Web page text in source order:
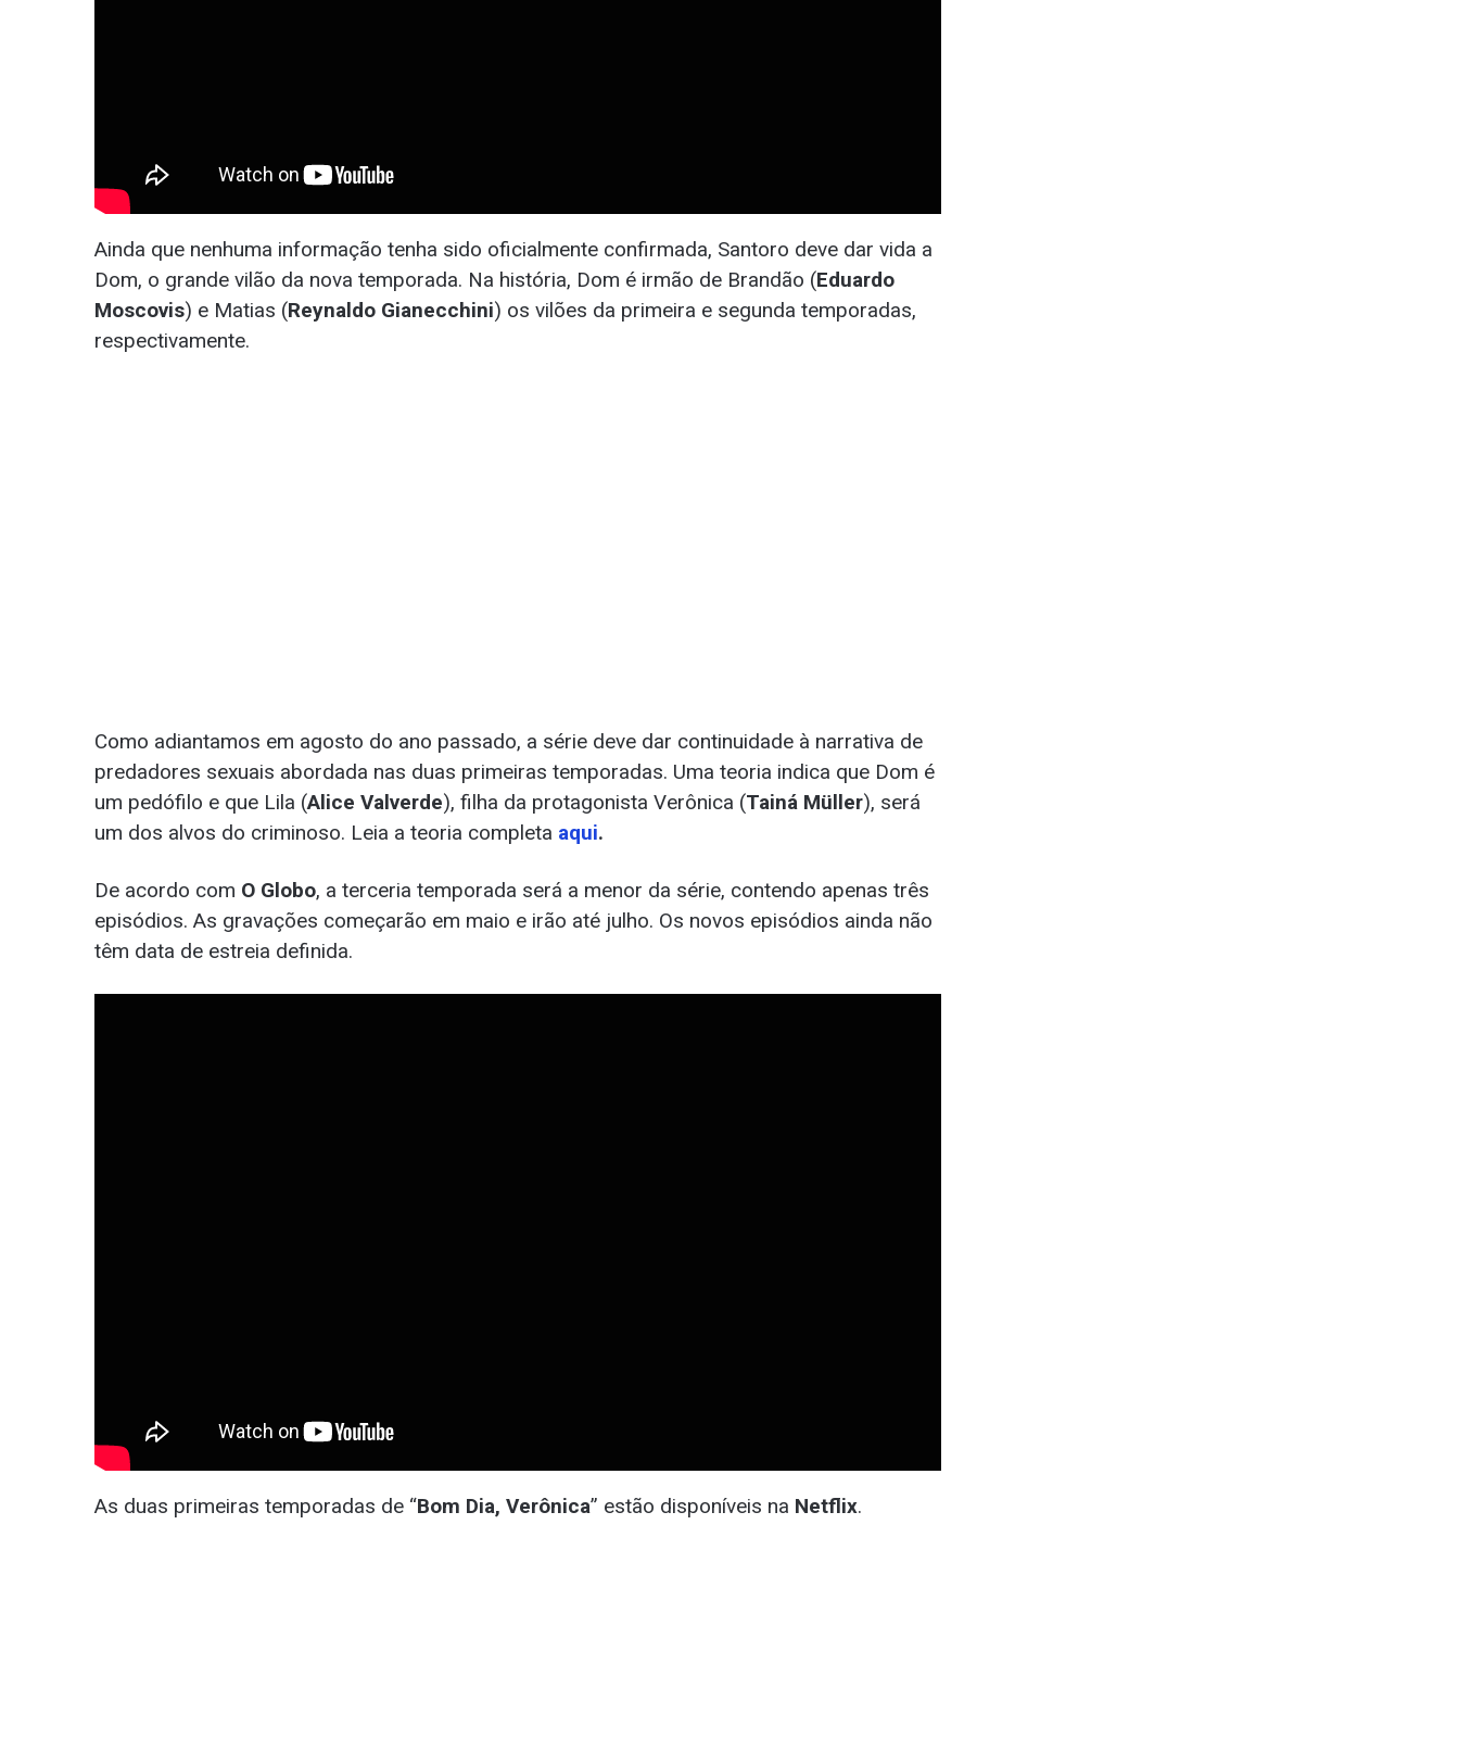
Ainda que nenhuma informação tenha sido oficialmente confirmada, Santoro deve dar vida a
Dom, o grande vilão da nova temporada. Na história, Dom é irmão de Brandão (Eduardo
Moscovis) e Matias (Reynaldo Gianecchini) os vilões da primeira e segunda temporadas,
respectivamente.
Como adiantamos em agosto do ano passado, a série deve dar continuidade à narrativa de
predadores sexuais abordada nas duas primeiras temporadas. Uma teoria indica que Dom é
um pedófilo e que Lila (Alice Valverde), filha da protagonista Verônica (Tainá Müller), será
um dos alvos do criminoso. Leia a teoria completa aqui.
De acordo com O Globo, a terceria temporada será a menor da série, contendo apenas três
episódios. As gravações começarão em maio e irão até julho. Os novos episódios ainda não
têm data de estreia definida.
As duas primeiras temporadas de “Bom Dia, Verônica” estão disponíveis na Netflix.